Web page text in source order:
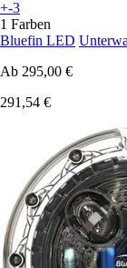
+-3
1 Farben
Bluefin LED
Ab 295,00 €
291,54 €